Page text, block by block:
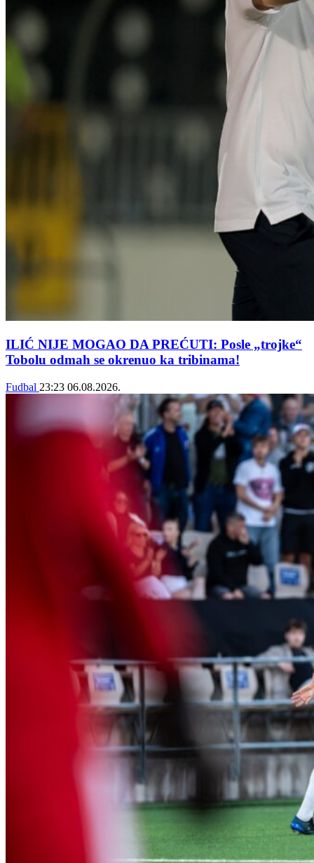
ILIĆ NIJE MOGAO DA PREĆUTI: Posle „trojke“
Tobolu odmah se okrenuo ka tribinama!
Fudbal 23:23 06.08.2026.